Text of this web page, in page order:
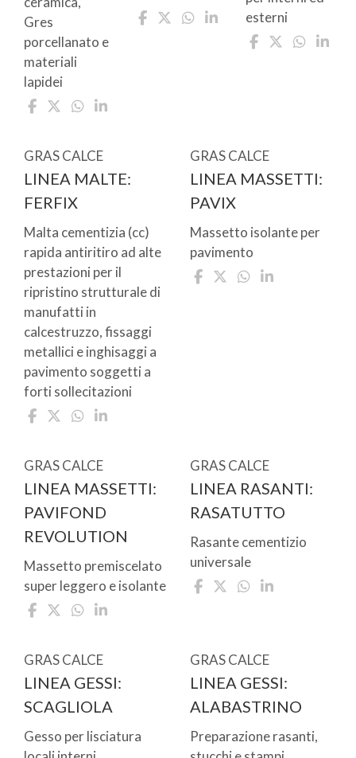
Gres
porcellanato e
materiali
lapidei
esterni
GRAS CALCE
LINEA MALTE:
FERFIX
Malta cementizia (cc)
rapida antiritiro ad alte
prestazioni per il
ripristino strutturale di
manufatti in
calcestruzzo, fissaggi
metallici e inghisaggi a
pavimento soggetti a
forti sollecitazioni
GRAS CALCE
LINEA MASSETTI:
PAVIX
Massetto isolante per
pavimento
GRAS CALCE
LINEA MASSETTI:
PAVIFOND
REVOLUTION
Massetto premiscelato
super leggero e isolante
GRAS CALCE
LINEA RASANTI:
RASATUTTO
Rasante cementizio
universale
GRAS CALCE
LINEA GESSI:
SCAGLIOLA
Gesso per lisciatura
GRAS CALCE
LINEA GESSI:
ALABASTRINO
Preparazione rasanti,